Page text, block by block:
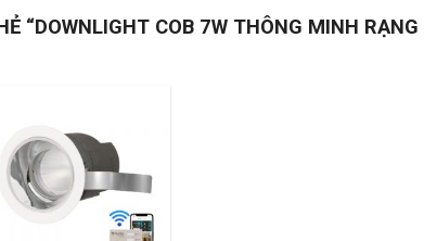
“DOWNLIGHT COB 7W THÔNG MINH RẠNG